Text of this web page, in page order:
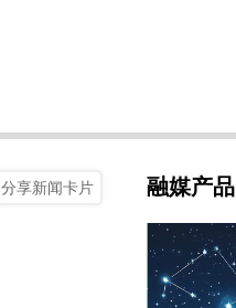
分享新闻卡片 融媒产品